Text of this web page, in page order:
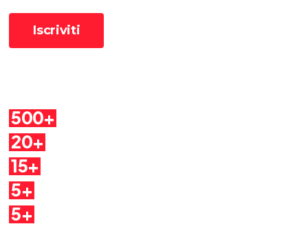
500+
20+
15+
5+
5+